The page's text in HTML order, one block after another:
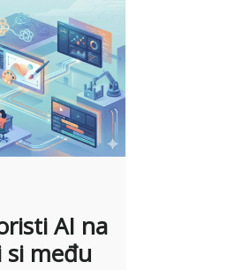
AI na
si među